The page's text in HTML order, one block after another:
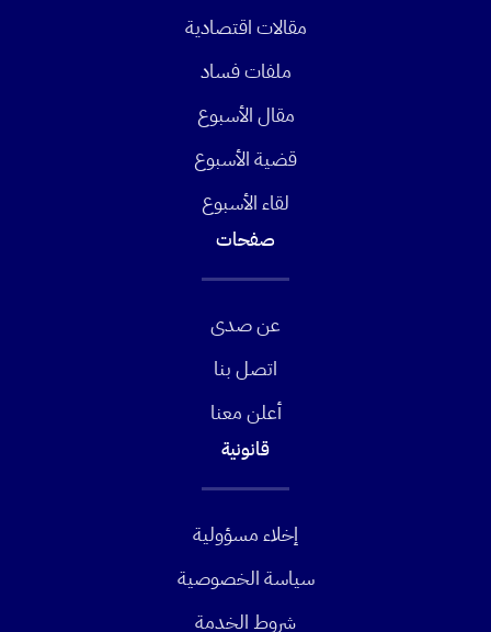
مقالات اقتصادية
ملفات فساد
مقال الأسبوع
قضية الأسبوع
لقاء الأسبوع
صفحات
عن صدى
اتصل بنا
أعلن معنا
قانونية
إخلاء مسؤولية
سياسة الخصوصية
شروط الخدمة